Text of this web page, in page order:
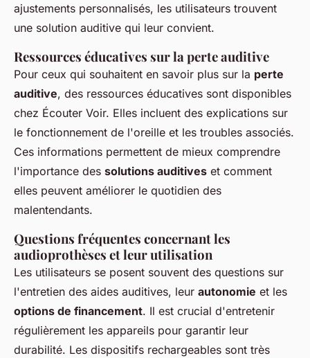
ajustements personnalisés, les utilisateurs trouvent
une solution auditive qui leur convient.
Ressources éducatives sur la perte auditive
Pour ceux qui souhaitent en savoir plus sur la perte
auditive, des ressources éducatives sont disponibles
chez Écouter Voir. Elles incluent des explications sur
le fonctionnement de l'oreille et les troubles associés.
Ces informations permettent de mieux comprendre
l'importance des solutions auditives et comment
elles peuvent améliorer le quotidien des
malentendants.
Questions fréquentes concernant les
audioprothèses et leur utilisation
Les utilisateurs se posent souvent des questions sur
l'entretien des aides auditives, leur autonomie et les
options de financement. Il est crucial d'entretenir
régulièrement les appareils pour garantir leur
durabilité. Les dispositifs rechargeables sont très